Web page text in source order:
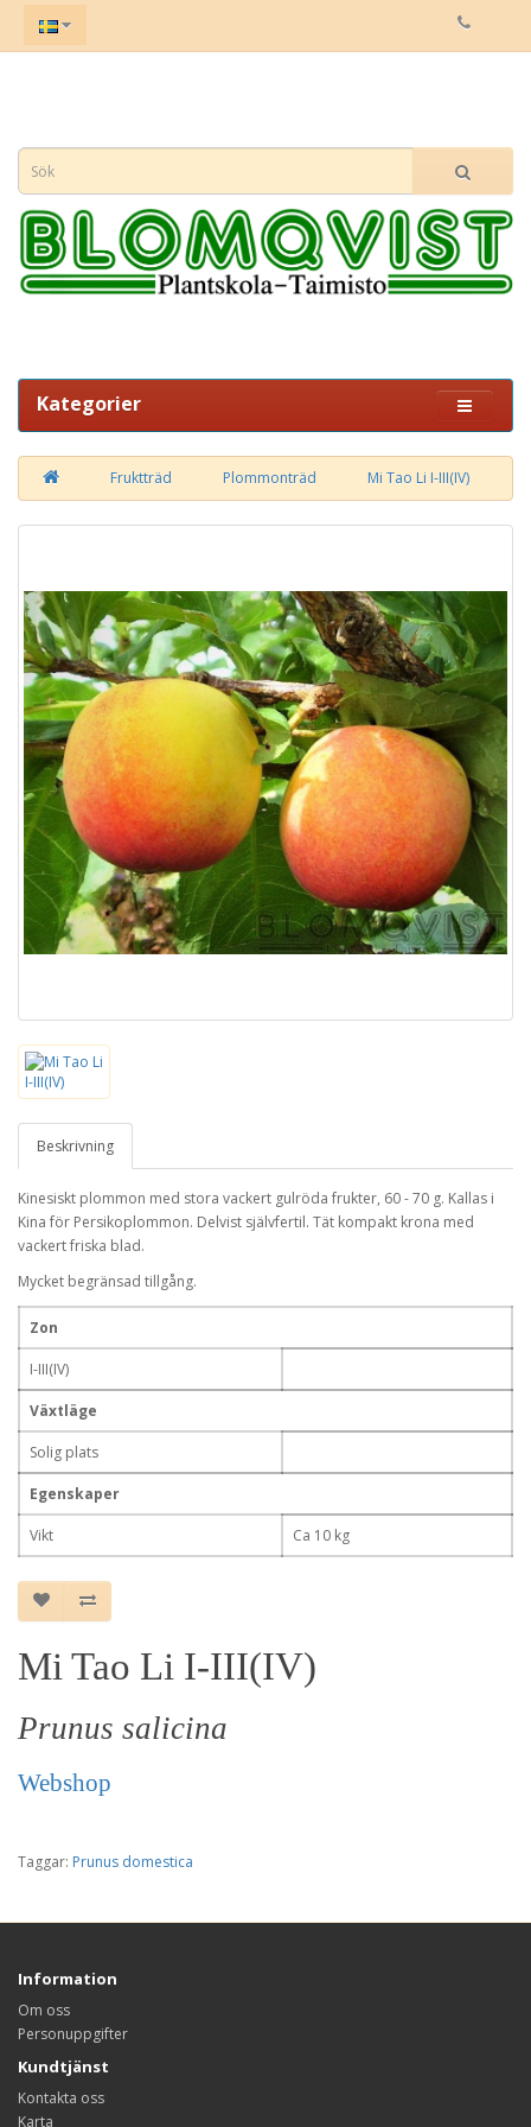
Kategorier
Fruktträd Plommonträd Mi Tao Li I-III(IV)
Beskrivning
Kinesiskt plommon med stora vackert gulröda frukter, 60 - 70 g. Kallas i
Kina för Persikoplommon. Delvist självfertil. Tät kompakt krona med
vackert friska blad.
Mycket begränsad tillgång.
Zon
I-III(IV)
Växtläge
Solig plats
Egenskaper
Vikt Ca 10 kg
Mi Tao Li I-III(IV)
Prunus salicina
Webshop
Taggar: Prunus domestica
Information
Om oss
Personuppgifter
Kundtjänst
Kontakta oss
Karta